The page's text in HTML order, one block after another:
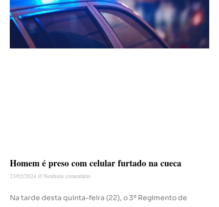
Homem é preso com celular furtado na cueca
23/02/2024 Nenhum comentário
Na tarde desta quinta-feira (22), o 3º Regimento de